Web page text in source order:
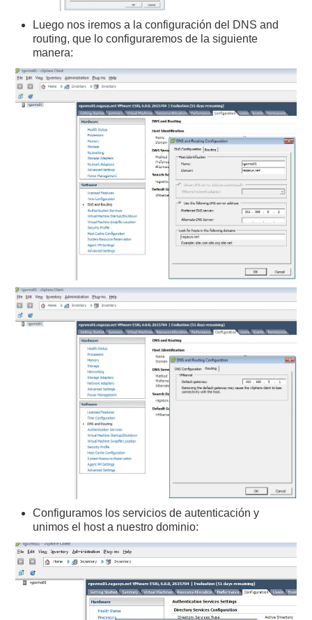
Luego nos iremos a la configuración del DNS and
routing, que lo configuraremos de la siguiente
manera:
Configuramos los servicios de autenticación y
unimos el host a nuestro dominio: